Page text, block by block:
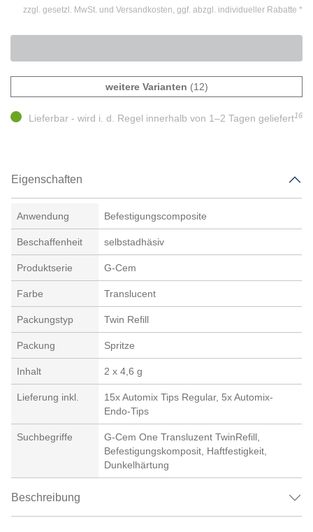
zzgl. gesetzl. MwSt. und Versandkosten, ggf. abzgl. individueller Rabatte *
weitere Varianten (12)
Lieferbar - wird i. d. Regel innerhalb von 1–2 Tagen geliefert16
Eigenschaften
Anwendung Befestigungscomposite
Beschaffenheit selbstadhäsiv
Produktserie G-Cem
Farbe Translucent
Packungstyp Twin Refill
Packung Spritze
Inhalt 2 x 4,6 g
Lieferung inkl.
15x Automix Tips Regular, 5x Automix-
Endo-Tips
Suchbegriffe
G-Cem One Transluzent TwinRefill,
Befestigungskomposit, Haftfestigkeit,
Dunkelhärtung
Beschreibung